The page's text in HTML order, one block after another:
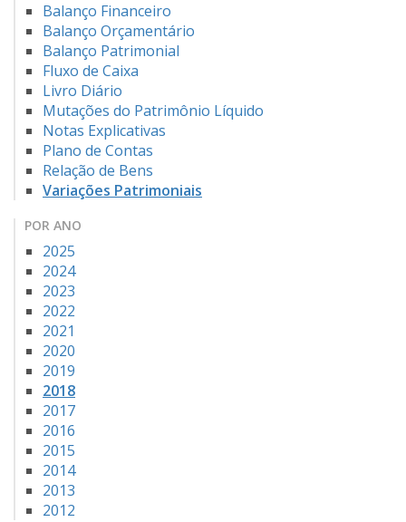
Balanço Financeiro
Balanço Orçamentário
Balanço Patrimonial
Fluxo de Caixa
Livro Diário
Mutações do Patrimônio Líquido
Notas Explicativas
Plano de Contas
Relação de Bens
Variações Patrimoniais
POR ANO
2025
2024
2023
2022
2021
2020
2019
2018
2017
2016
2015
2014
2013
2012